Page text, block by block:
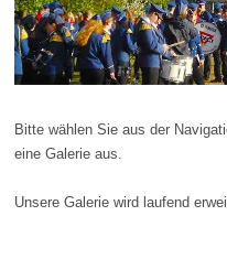
Bitte wählen Sie aus der
eine Galerie aus.
Unsere Galerie wird laufend